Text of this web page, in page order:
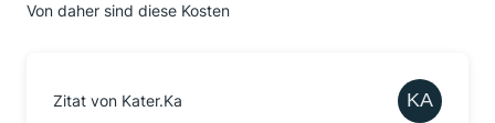
Von daher sind diese Kosten
Zitat von Kater.Ka